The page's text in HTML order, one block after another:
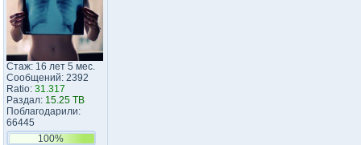
Стаж: 16 лет 5 мес.
Сообщений: 2392
Ratio: 31.317
Раздал: 15.25 TB
Поблагодарили:
66445
100%